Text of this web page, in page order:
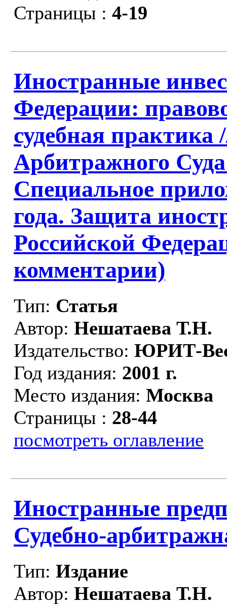
Страницы : 4-19
Иностранные
Федерации:
судебная практика
Арбитражного
Специальное
года. Защита
Российской
комментарии)
Тип: Статья
Автор: Нешатаева Т.Н.
Издательство: ЮРИТ-
Год издания: 2001 г.
Место издания: Москва
Страницы : 28-44
посмотреть оглавление
Иностранные
Судебно-
Тип: Издание
Автор: Нешатаева Т.Н.